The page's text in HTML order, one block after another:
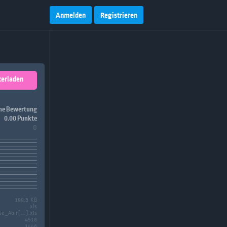
Anmelden Registrieren
Bewertung
0.00 Punkte
0
199.5 KB
xls
4518